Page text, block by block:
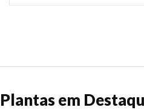
Plantas em